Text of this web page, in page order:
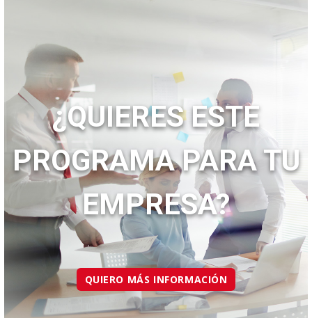
¿QUIERES ESTE
PROGRAMA PARA TU
EMPRESA?
QUIERO MÁS INFORMACIÓN